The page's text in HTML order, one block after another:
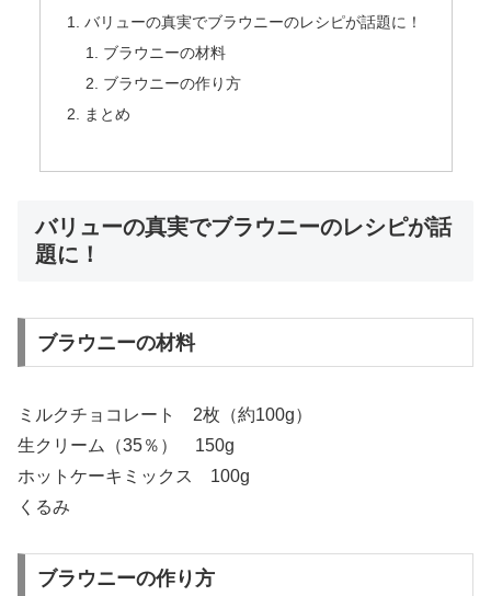
バリューの真実でブラウニーのレシピが話題に！
ブラウニーの材料
ブラウニーの作り方
まとめ
バリューの真実でブラウニーのレシピが話
題に！
ブラウニーの材料
ミルクチョコレート 2枚（約100g）
生クリーム（35％） 150g
ホットケーキミックス 100g
くるみ
ブラウニーの作り方